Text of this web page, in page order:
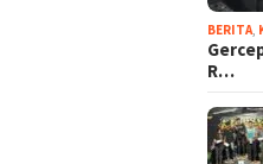
BERITA
R…